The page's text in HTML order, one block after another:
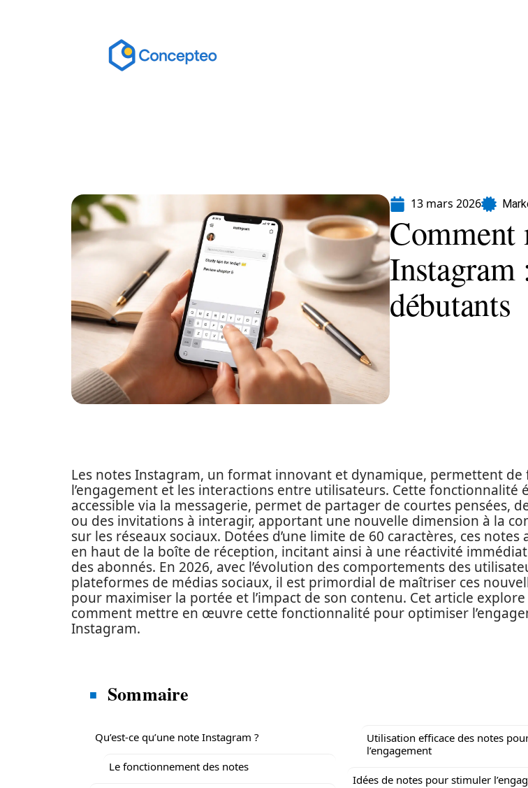
13 mars 2026
Comment
Instagram
débutants
Les notes Instagram, un format innovant et dynamique, permettent de
l’engagement et les interactions entre utilisateurs. Cette fonctionnalité
accessible via la messagerie, permet de partager de courtes pensées,
ou des invitations à interagir, apportant une nouvelle dimension à la
sur les réseaux sociaux. Dotées d’une limite de 60 caractères, ces notes
en haut de la boîte de réception, incitant ainsi à une réactivité
des abonnés. En 2026, avec l’évolution des comportements des
plateformes de médias sociaux, il est primordial de maîtriser ces
pour maximiser la portée et l’impact de son contenu. Cet article
comment mettre en œuvre cette fonctionnalité pour optimiser
Instagram.
Sommaire
Qu’est-ce qu’une note Instagram ?
Le fonctionnement des notes
Utilisation efficace des notes
l’engagement
Idées de notes pour stimuler